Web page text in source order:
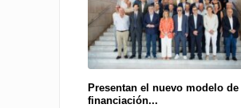
Presentan el nuevo modelo de
financiación...